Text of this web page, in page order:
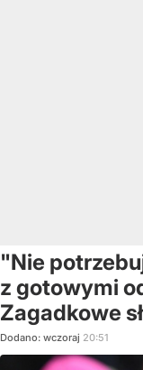
"Nie
z gotowymi
Zagadkowe
Dodano: wczoraj 20:51